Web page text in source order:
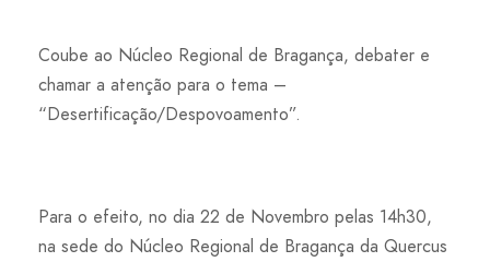
Coube ao Núcleo Regional de Bragança, debater e
chamar a atenção para o tema –
“Desertificação/Despovoamento”.
Para o efeito, no dia 22 de Novembro pelas 14h30,
na sede do Núcleo Regional de Bragança da Quercus